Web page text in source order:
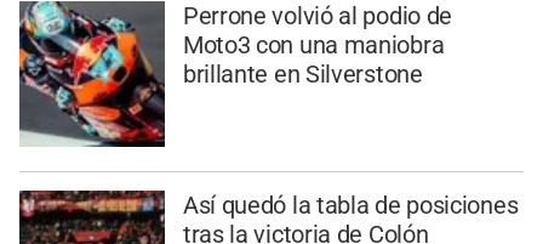
Perrone volvió al podio de
Moto3 con una maniobra
brillante en Silverstone
Así quedó la tabla de posiciones
tras la victoria de Colón